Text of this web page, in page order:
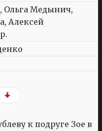
Ольга Медынич,
Алексей
к подруге Зое в